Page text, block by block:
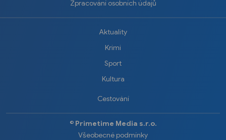
Zpracování osobních údajů
Aktuality
Krimi
Sport
Kultura
Cestování
©️ Primetime Media s.r.o.
Všeobecné podmínky